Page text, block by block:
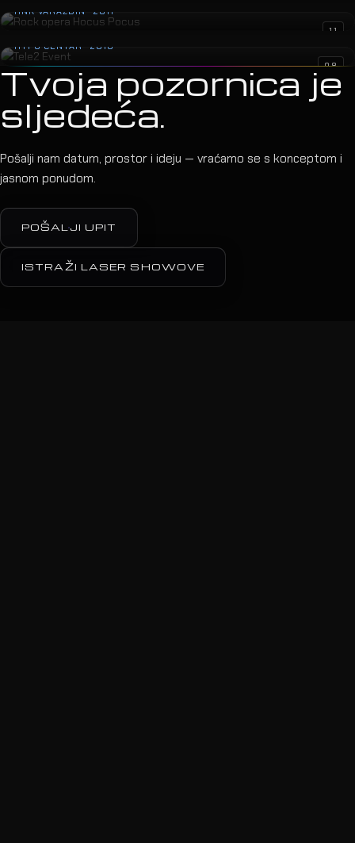
HNK VARAŽDIN · 2011
11
Tele2 Event
HYPO CENTAR · 2010
08
Tvoja pozornica je
sljedeća.
Pošalji nam datum, prostor i ideju — vraćamo se s konceptom i
jasnom ponudom.
POŠALJI UPIT
ISTRAŽI LASER SHOWOVE